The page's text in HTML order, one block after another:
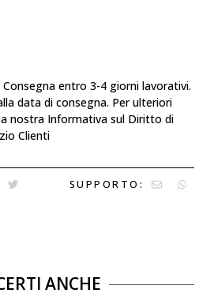
Consegna entro 3-4 giorni lavorativi.
data di consegna. Per ulteriori
nostra Informativa sul Diritto di
Clienti
SUPPORTO:
ANCHE